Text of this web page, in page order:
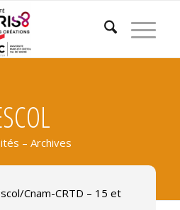
– Archives
Cnam-CRTD – 15 et